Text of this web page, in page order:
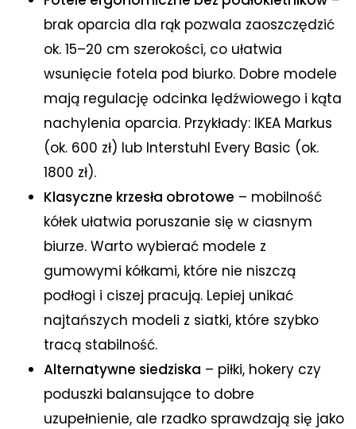
brak oparcia dla rąk pozwala zaoszczędzić
ok. 15–20 cm szerokości, co ułatwia
wsunięcie fotela pod biurko. Dobre modele
mają regulację odcinka lędźwiowego i kąta
nachylenia oparcia. Przykłady: IKEA Markus
(ok. 600 zł) lub Interstuhl Every Basic (ok.
1800 zł).
Klasyczne krzesła obrotowe – mobilność
kółek ułatwia poruszanie się w ciasnym
biurze. Warto wybierać modele z
gumowymi kółkami, które nie niszczą
podłogi i ciszej pracują. Lepiej unikać
najtańszych modeli z siatki, które szybko
tracą stabilność.
Alternatywne siedziska – piłki, hokery czy
poduszki balansujące to dobre
uzupełnienie, ale rzadko sprawdzają się jako